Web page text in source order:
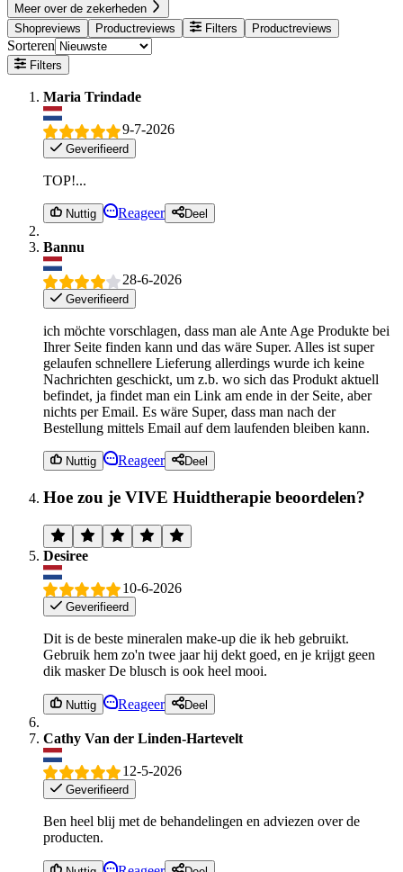
Meer over de zekerheden
Shopreviews
Productreviews Filters Productreviews
Sorteren
Filters
Maria Trindade
9-7-2026
Geverifieerd
TOP!...
Nuttig Reageer Deel
Bannu
28-6-2026
Geverifieerd
ich möchte vorschlagen, dass man ale Ante Age Produkte bei
Ihrer Seite finden kann und das wäre Super. Alles ist super
gelaufen schnellere Lieferung allerdings wurde ich keine
Nachrichten geschickt, um z.b. wo sich das Produkt aktuell
befindet, ja findet man ein Link am ende in der Seite, aber
nichts per Email. Es wäre Super, dass man nach der
Bestellung mittels Email auf dem laufenden bleiben kann.
Nuttig Reageer Deel
Hoe zou je VIVE Huidtherapie beoordelen?
Desiree
10-6-2026
Geverifieerd
Dit is de beste mineralen make-up die ik heb gebruikt.
Gebruik hem zo'n twee jaar hij dekt goed, en je krijgt geen
dik masker De blusch is ook heel mooi.
Nuttig Reageer Deel
Cathy Van der Linden-Hartevelt
12-5-2026
Geverifieerd
Ben heel blij met de behandelingen en adviezen over de
producten.